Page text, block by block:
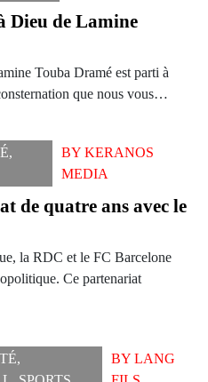
Dieu de Lamine
Touba Dramé est parti à
que nous vous…
,
BYKERANOS
MEDIA
de quatre ans avec le
la RDC et le FC Barcelone
Ce partenariat
,
BYLANG